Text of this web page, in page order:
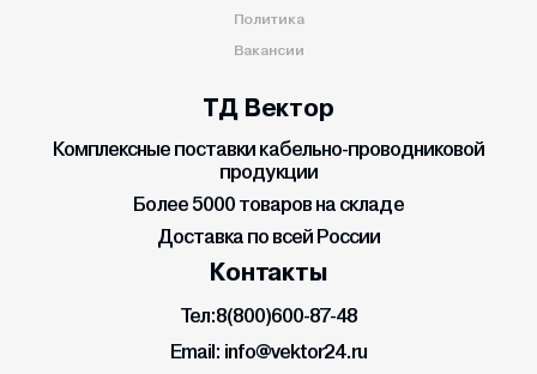
Политика
Вакансии
ТД Вектор
Комплексные поставки кабельно-проводниковой
продукции
Более 5000 товаров на складе
Доставка по всей России
Контакты
Тел:8(800)600-87-48
Email: info@vektor24.ru